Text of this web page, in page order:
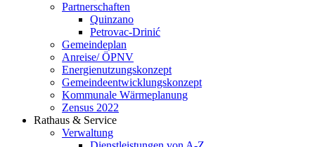
Partnerschaften
Quinzano
Petrovac-Drinić
Gemeindeplan
Anreise/ ÖPNV
Energienutzungskonzept
Gemeindeentwicklungs­konzept
Kommunale Wärmeplanung
Zensus 2022
Rathaus & Service
Verwaltung